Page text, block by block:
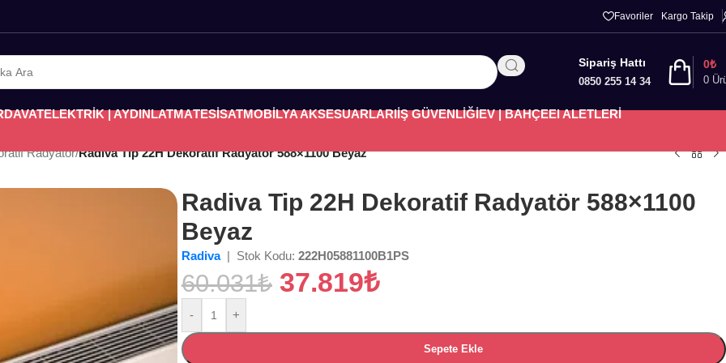
Favoriler Kargo Takip
Sipariş Hattı
0850 255 14 34 0
0₺
ELEKTRİK | AYDINLATMATESİSATMOBİLYA AKSESUARLARIİŞ GÜVENLİĞİEV | BAHÇEEl ALETLERİ
Radyatör/Radiva Tip 22H Dekoratif Radyatör 588×1100 Beyaz
Radiva Tip 22H Dekoratif Radyatör 588×1100
Beyaz
Radiva | Stok Kodu: 222H05881100B1PS
60.031₺ 37.819₺
- +
Sepete Ekle